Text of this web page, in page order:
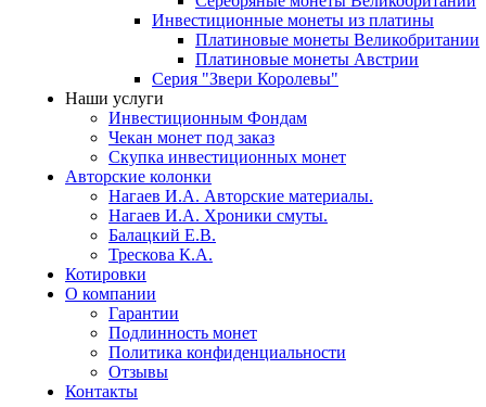
Инвестиционные монеты из платины
Платиновые монеты Великобритании
Платиновые монеты Австрии
Серия "Звери Королевы"
Наши услуги
Инвестиционным Фондам
Чекан монет под заказ
Скупка инвестиционных монет
Авторские колонки
Нагаев И.А. Авторские материалы.
Нагаев И.А. Хроники смуты.
Балацкий Е.В.
Трескова К.А.
Котировки
О компании
Гарантии
Подлинность монет
Политика конфиденциальности
Отзывы
Контакты